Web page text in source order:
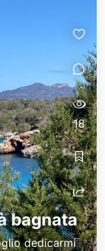
bagnata
dedicarmi
18